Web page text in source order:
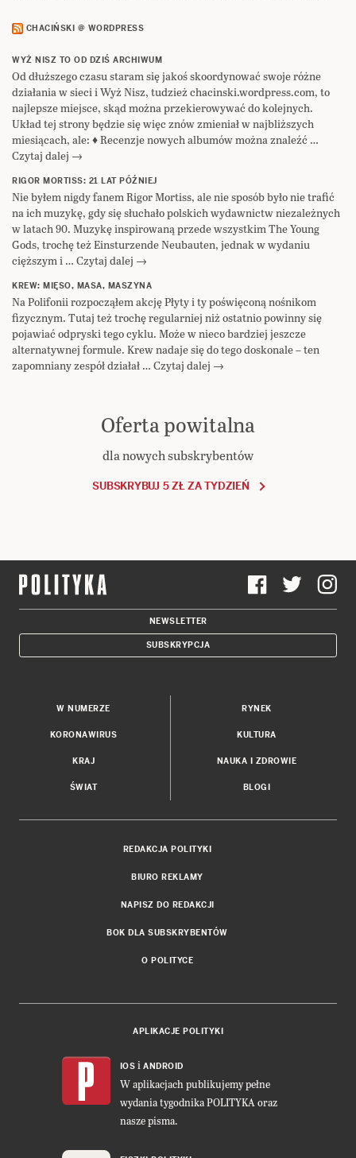
CHACIŃSKI @ WORDPRESS
WYŻ NISZ TO OD DZIŚ ARCHIWUM
Od dłuższego czasu staram się jakoś skoordynować swoje różne
działania w sieci i Wyż Nisz, tudzież chacinski.wordpress.com, to
najlepsze miejsce, skąd można przekierowywać do kolejnych.
Układ tej strony będzie się więc znów zmieniał w najbliższych
miesiącach, ale: ♦ Recenzje nowych albumów można znaleźć …
Czytaj dalej →
RIGOR MORTISS: 21 LAT PÓŹNIEJ
Nie byłem nigdy fanem Rigor Mortiss, ale nie sposób było nie trafić
na ich muzykę, gdy się słuchało polskich wydawnictw niezależnych
w latach 90. Muzykę inspirowaną przede wszystkim The Young
Gods, trochę też Einsturzende Neubauten, jednak w wydaniu
cięższym i … Czytaj dalej →
KREW: MIĘSO, MASA, MASZYNA
Na Polifonii rozpocząłem akcję Płyty i ty poświęconą nośnikom
fizycznym. Tutaj też trochę regularniej niż ostatnio powinny się
pojawiać odpryski tego cyklu. Może w nieco bardziej jeszcze
alternatywnej formule. Krew nadaje się do tego doskonale – ten
zapomniany zespół działał … Czytaj dalej →
Oferta powitalna
dla nowych subskrybentów
SUBSKRYBUJ 5 ZŁ ZA TYDZIEŃ
NEWSLETTER
SUBSKRYPCJA
W NUMERZE
KORONAWIRUS
KRAJ
ŚWIAT
RYNEK
KULTURA
NAUKA I ZDROWIE
BLOGI
REDAKCJA POLITYKI
BIURO REKLAMY
NAPISZ DO REDAKCJI
BOK DLA SUBSKRYBENTÓW
O POLITYCE
APLIKACJE POLITYKI
IOS i ANDROID
W aplikacjach publikujemy pełne
wydania tygodnika POLITYKA oraz
nasze pisma.